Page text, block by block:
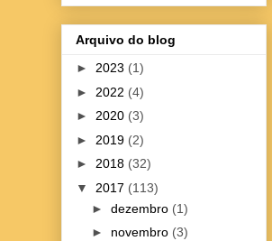
Arquivo do blog
► 2023 (1)
► 2022 (4)
► 2020 (3)
► 2019 (2)
► 2018 (32)
▼ 2017 (113)
► dezembro (1)
► novembro (3)